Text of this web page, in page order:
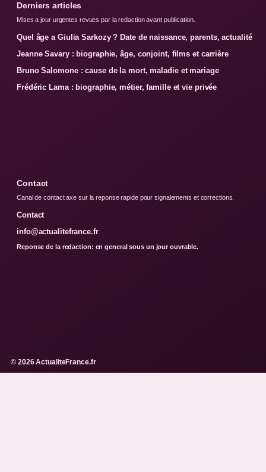
Derniers articles
Mises a jour urgentes revues par la redaction avant publication.
Quel âge a Giulia Sarkozy ? Date de naissance, parents, actualité
Jeanne Savary : biographie, âge, conjoint, films et carrière
Bruno Salomone : cause de la mort, maladie et mariage
Frédéric Lama : biographie, métier, famille et vie privée
Contact
Canal de contact axe sur la reponse rapide pour signalements et corrections.
Contact
info@actualitefrance.fr
Reponse de la redaction: en general sous un jour ouvrable.
© 2026 ActualiteFrance.fr